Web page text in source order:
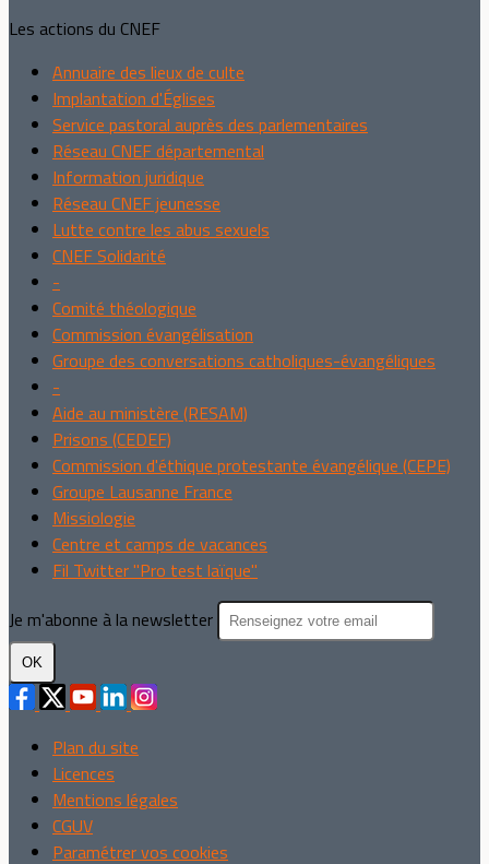
Les actions du CNEF
Annuaire des lieux de culte
Implantation d'Églises
Service pastoral auprès des parlementaires
Réseau CNEF départemental
Information juridique
Réseau CNEF jeunesse
Lutte contre les abus sexuels
CNEF Solidarité
-
Comité théologique
Commission évangélisation
Groupe des conversations catholiques-évangéliques
-
Aide au ministère (RESAM)
Prisons (CEDEF)
Commission d'éthique protestante évangélique (CEPE)
Groupe Lausanne France
Missiologie
Centre et camps de vacances
Fil Twitter "Pro test laïque"
Je m'abonne à la newsletter
OK
Plan du site
Licences
Mentions légales
CGUV
Paramétrer vos cookies